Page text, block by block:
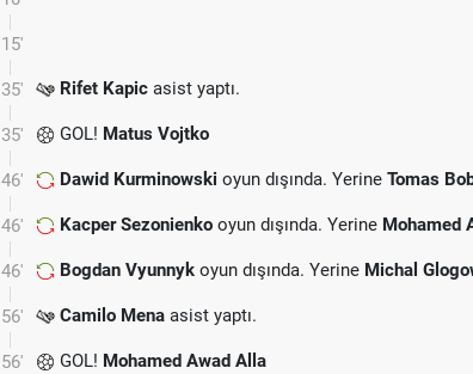
15'
35' Rifet Kapic asist yaptı.
35' GOL! Matus Vojtko
46' Dawid Kurminowski oyun dışında. Yerine Tomas
46' Kacper Sezonienko oyun dışında. Yerine Mohamed
46' Bogdan Vyunnyk oyun dışında. Yerine Michal
56' Camilo Mena asist yaptı.
56' GOL! Mohamed Awad Alla